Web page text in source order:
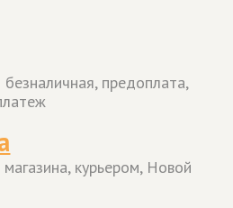
предоплата,
курьером, Новой